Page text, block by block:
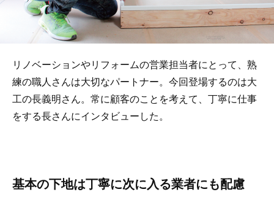
リノベーションやリフォームの営業担当者にとって、熟
練の職人さんは大切なパートナー。今回登場するのは大
工の長義明さん。常に顧客のことを考えて、丁寧に仕事
をする長さんにインタビューした。
基本の下地は丁寧に次に入る業者にも配慮